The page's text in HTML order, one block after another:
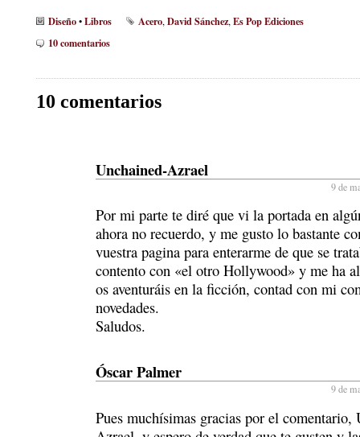
Diseño•Libros Acero, David Sánchez, Es Pop Ediciones
10 comentarios
10 comentarios
Unchained-Azrael
9 de
Por mi parte te diré que vi la portada en
ahora no recuerdo, y me gusto lo bastante
vuestra pagina para enterarme de que se
contento con «el otro Hollywood» y me ha
os aventuráis en la ficción, contad con mi
novedades.
Saludos.
Óscar Palmer
9 de
Pues muchísimas gracias por el comentario,